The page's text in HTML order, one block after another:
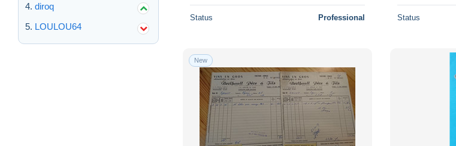
diroq
LOULOU64
Status Professional Status
New